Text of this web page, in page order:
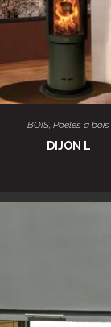
LIRE LA SUITE
BOIS Poêles à bois
DIJON L